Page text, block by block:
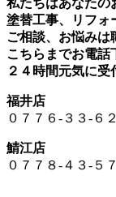
塗替工事、リフォ
ご相談、お悩みは
こちらまでお電話
２４時間元気に受
福井店
０７７６-３３-６
鯖江店
０７７８-４３-５